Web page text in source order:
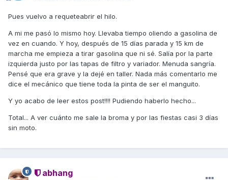
Pues vuelvo a requeteabrir el hilo.
A mi me pasó lo mismo hoy. Llevaba tiempo oliendo a gasolina de
vez en cuando. Y hoy, después de 15 días parada y 15 km de
marcha me empieza a tirar gasolina que ni sé. Salía por la parte
izquierda justo por las tapas de filtro y variador. Menuda sangría.
Pensé que era grave y la dejé en taller. Nada más comentarlo me
dice el mecánico que tiene toda la pinta de ser el manguito.
Y yo acabo de leer estos post!!!! Pudiendo haberlo hecho...
Total... A ver cuánto me sale la broma y por las fiestas casi 3 días
sin moto.
abhang